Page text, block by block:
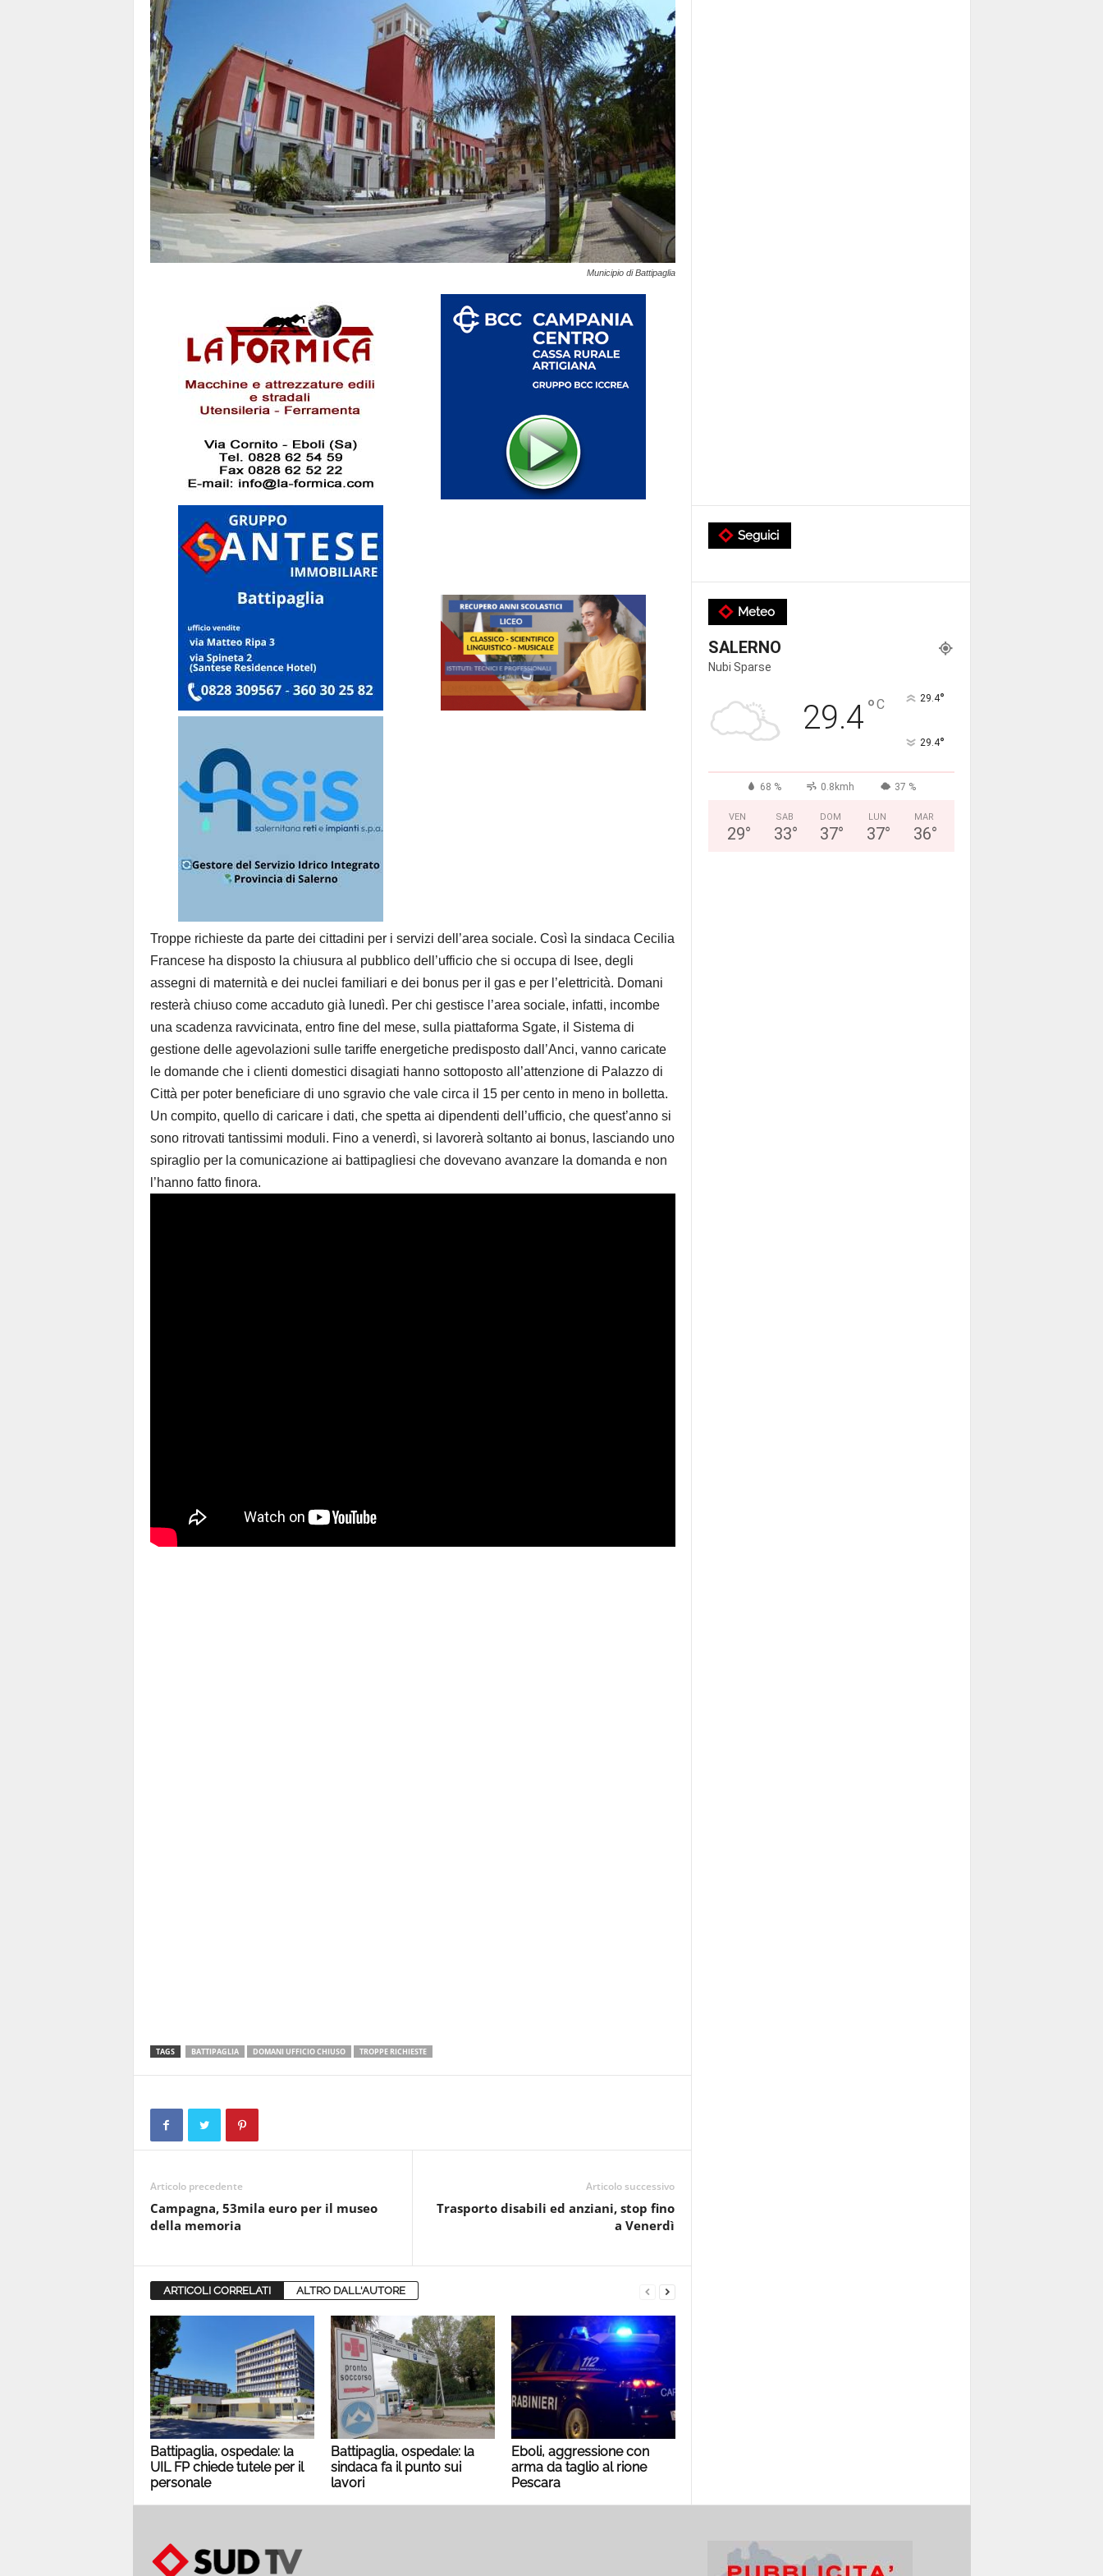
1
|
Municipio di Battipaglia
Troppe richieste da parte dei cittadini per i servizi dell’area sociale. Così la sindaca Cecilia
Francese ha disposto la chiusura al pubblico dell’ufficio che si occupa di Isee, degli
assegni di maternità e dei nuclei familiari e dei bonus per il gas e per l’elettricità. Domani
resterà chiuso come accaduto già lunedì. Per chi gestisce l’area sociale, infatti, incombe
una scadenza ravvicinata, entro fine del mese, sulla piattaforma Sgate, il Sistema di
gestione delle agevolazioni sulle tariffe energetiche predisposto dall’Anci, vanno caricate
le domande che i clienti domestici disagiati hanno sottoposto all’attenzione di Palazzo di
Città per poter beneficiare di uno sgravio che vale circa il 15 per cento in meno in bolletta.
Un compito, quello di caricare i dati, che spetta ai dipendenti dell’ufficio, che quest’anno si
sono ritrovati tantissimi moduli. Fino a venerdì, si lavorerà soltanto ai bonus, lasciando uno
spiraglio per la comunicazione ai battipagliesi che dovevano avanzare la domanda e non
l’hanno fatto finora.
TAGS BATTIPAGLIA DOMANI UFFICIO CHIUSO TROPPE RICHIESTE
Articolo precedente
Campagna, 53mila euro per il museo
della memoria
Articolo successivo
Trasporto disabili ed anziani, stop fino
a Venerdì
ARTICOLI CORRELATI ALTRO DALL'AUTORE
Battipaglia, ospedale: la
UIL FP chiede tutele per il
personale
Battipaglia, ospedale: la
sindaca fa il punto sui
lavori
Eboli, aggressione con
arma da taglio al rione
Pescara
Seguici
Meteo
SALERNO
Nubi Sparse
29.4°C 29.4°
29.4°
68 % 0.8kmh 37 %
VEN
29°
SAB
33°
DOM
37°
LUN
37°
MAR
36°